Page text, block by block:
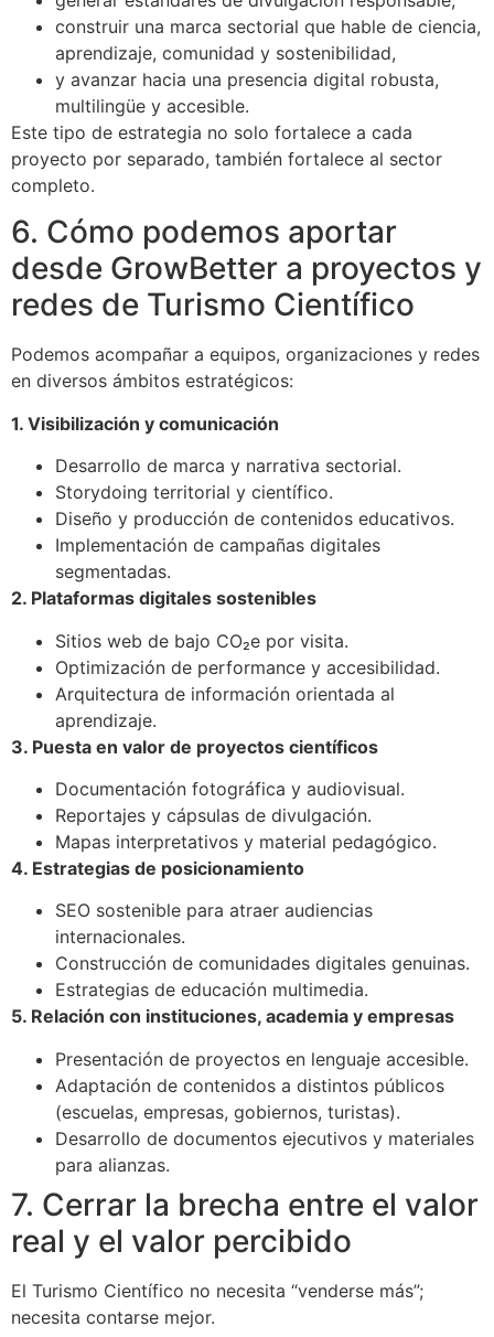
construir una marca sectorial que hable de ciencia,
aprendizaje, comunidad y sostenibilidad,
y avanzar hacia una presencia digital robusta,
multilingüe y accesible.
Este tipo de estrategia no solo fortalece a cada
proyecto por separado, también fortalece al sector
completo.
6. Cómo podemos aportar
desde GrowBetter a proyectos y
redes de Turismo Científico
Podemos acompañar a equipos, organizaciones y redes
en diversos ámbitos estratégicos:
1. Visibilización y comunicación
Desarrollo de marca y narrativa sectorial.
Storydoing territorial y científico.
Diseño y producción de contenidos educativos.
Implementación de campañas digitales
segmentadas.
2. Plataformas digitales sostenibles
Sitios web de bajo CO₂e por visita.
Optimización de performance y accesibilidad.
Arquitectura de información orientada al
aprendizaje.
3. Puesta en valor de proyectos científicos
Documentación fotográfica y audiovisual.
Reportajes y cápsulas de divulgación.
Mapas interpretativos y material pedagógico.
4. Estrategias de posicionamiento
SEO sostenible para atraer audiencias
internacionales.
Construcción de comunidades digitales genuinas.
Estrategias de educación multimedia.
5. Relación con instituciones, academia y empresas
Presentación de proyectos en lenguaje accesible.
Adaptación de contenidos a distintos públicos
(escuelas, empresas, gobiernos, turistas).
Desarrollo de documentos ejecutivos y materiales
para alianzas.
7. Cerrar la brecha entre el valor
real y el valor percibido
El Turismo Científico no necesita “venderse más”;
necesita contarse mejor.